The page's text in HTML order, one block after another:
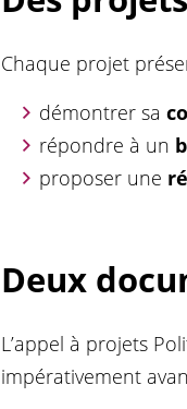
Chaque projet
démontrer sa
répondre à un
proposer une
Deux
L’appel à projets
impérativement